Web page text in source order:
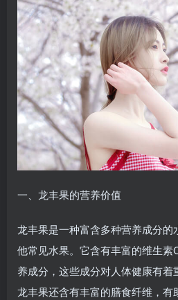
一、龙丰果的营养价值
龙丰果是一种富含多种营养成分
他常见水果。它含有丰富的维生
养成分，这些成分对人体健康有着
龙丰果还含有丰富的膳食纤维，